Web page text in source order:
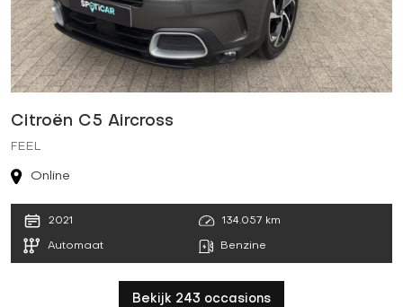
Citroën C5 Aircross
FEEL
Online
2021 134.057 km
Automaat Benzine
Bekijk 243 occasions